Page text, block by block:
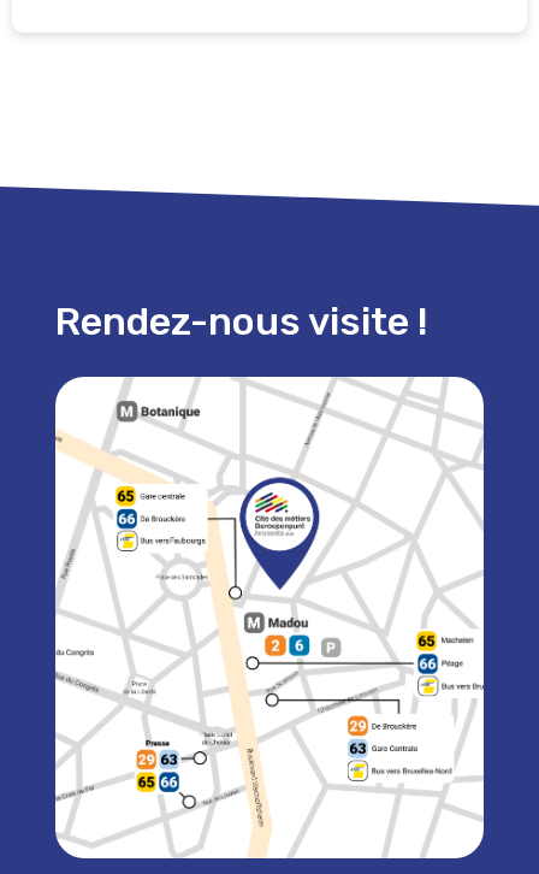
Rendez-nous visite !